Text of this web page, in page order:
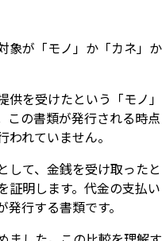
象が「モノ」か「カネ」か
を受けたという「モノ」
この書類が発行される時点
れていません。
して、金銭を受け取ったと
証明します。代金の支払い
行する書類です。